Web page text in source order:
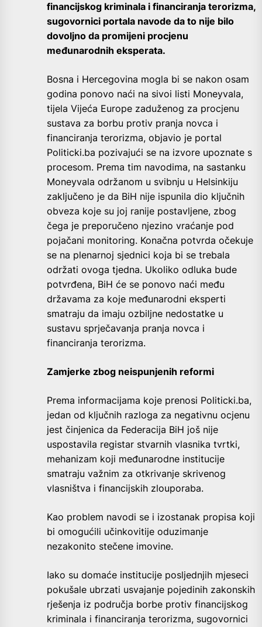
financijskog kriminala i financiranja terorizma,
sugovornici portala navode da to nije bilo
dovoljno da promijeni procjenu
međunarodnih eksperata.
Bosna i Hercegovina mogla bi se nakon osam
godina ponovo naći na sivoi listi Moneyvala,
tijela Vijeća Europe zaduženog za procjenu
sustava za borbu protiv pranja novca i
financiranja terorizma, objavio je portal
Politicki.ba pozivajući se na izvore upoznate s
procesom. Prema tim navodima, na sastanku
Moneyvala održanom u svibnju u Helsinkiju
zaključeno je da BiH nije ispunila dio ključnih
obveza koje su joj ranije postavljene, zbog
čega je preporučeno njezino vraćanje pod
pojačani monitoring. Konačna potvrda očekuje
se na plenarnoj sjednici koja bi se trebala
održati ovoga tjedna. Ukoliko odluka bude
potvrđena, BiH će se ponovo naći među
državama za koje međunarodni eksperti
smatraju da imaju ozbiljne nedostatke u
sustavu sprječavanja pranja novca i
financiranja terorizma.
Zamjerke zbog neispunjenih reformi
Prema informacijama koje prenosi Politicki.ba,
jedan od ključnih razloga za negativnu ocjenu
jest činjenica da Federacija BiH još nije
uspostavila registar stvarnih vlasnika tvrtki,
mehanizam koji međunarodne institucije
smatraju važnim za otkrivanje skrivenog
vlasništva i financijskih zlouporaba.
Kao problem navodi se i izostanak propisa koji
bi omogućili učinkovitije oduzimanje
nezakonito stečene imovine.
Iako su domaće institucije posljednjih mjeseci
pokušale ubrzati usvajanje pojedinih zakonskih
rješenja iz područja borbe protiv financijskog
kriminala i financiranja terorizma, sugovornici